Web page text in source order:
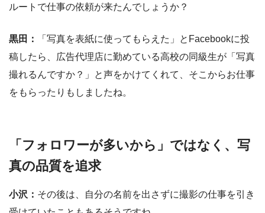
ルートで仕事の依頼が来たんでしょうか？
黒田：
「写真を表紙に使ってもらえた」とFacebookに投
稿したら、広告代理店に勤めている高校の同級生が「写真
撮れるんですか？」と声をかけてくれて、そこからお仕事
をもらったりもしましたね。
「フォロワーが多いから」ではなく、写
真の品質を追求
小沢： その後は、自分の名前を出さずに撮影の仕事を引き